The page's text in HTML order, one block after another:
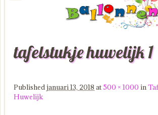
Image navigation
tafelstukje huwelijk 1
Publishedjanuari 13, 2018 at500 × 1000 in
Huwelijk